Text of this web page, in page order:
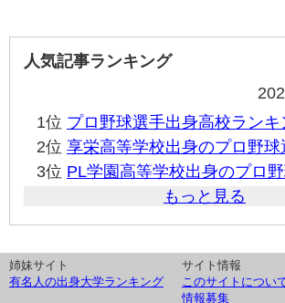
人気記事ランキング
1位 プロ野球選手出身高校ランキ
2位 享栄高等学校出身のプロ野球
3位 PL学園高等学校出身のプロ
もっと見る
姉妹サイト
有名人の出身大学ランキング
サイト情報
このサイトについ
情報募集